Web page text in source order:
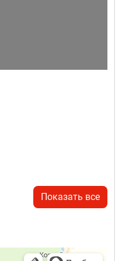
Показать все